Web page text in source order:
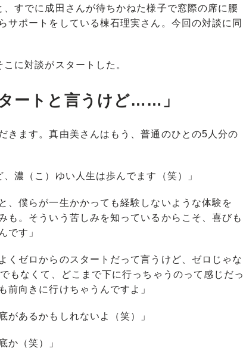
すでに成田さんが待ちかねた様子で窓際の席に腰
サポートをしている棟石理実さん。今回の対談に同
に対談がスタートした。
ートと言うけど……」
きます。真由美さんはもう、普通のひとの5人分の
濃（こ）ゆい人生は歩んでます（笑）」
、僕らが一生かかっても経験しないような体験を
も。そういう苦しみを知っているからこそ、喜びも
です」
くゼロからのスタートだって言うけど、ゼロじゃな
もなくて、どこまで下に行っちゃうのって感じだっ
前向きに行けちゃうんですよ」
があるかもしれないよ（笑）」
か（笑）」